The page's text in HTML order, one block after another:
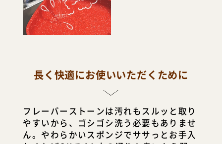
長く快適にお使いいただくために
フレーバーストーンは汚れもスルッと取り
すいから、ゴシゴシ洗う必要もありませ
ん。やわらかいスポンジでササっとお手入